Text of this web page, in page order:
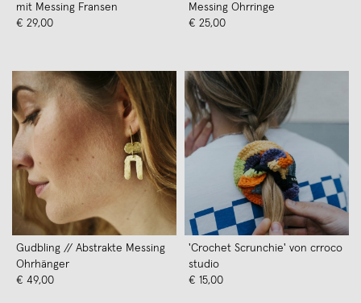
mit Messing Fransen
€ 29,00
Messing Ohrringe
€ 25,00
Gudbling // Abstrakte Messing
Ohrhänger
€ 49,00
'Crochet Scrunchie' von crroco
studio
€ 15,00